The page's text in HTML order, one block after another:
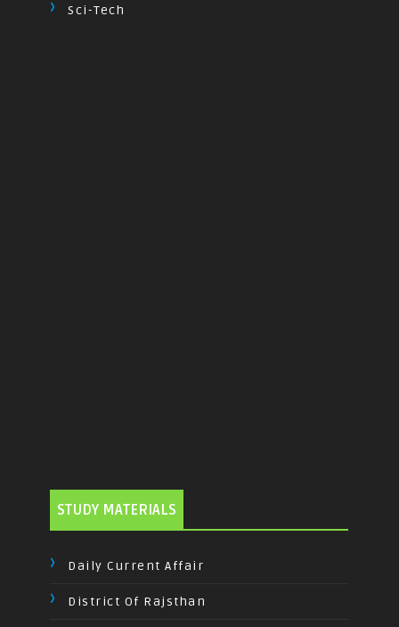
Sci-Tech
STUDY MATERIALS
Daily Current Affair
District Of Rajsthan